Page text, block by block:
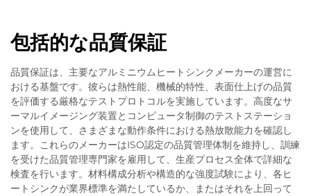
包括的な品質保証
品質保証は、主要なアルミニウムヒートシンクメーカーの運営に
おける基盤です。彼らは熱性能、機械的特性、表面仕上げの品質
を評価する厳格なテストプロトコルを実施しています。高度なサ
ーマルイメージング装置とコンピュータ制御のテストステーショ
ンを使用して、さまざまな動作条件における熱放散能力を確認し
ます。これらのメーカーはISO認定の品質管理体制を維持し、訓練
を受けた品質管理専門家を雇用して、生産プロセス全体で詳細な
検査を行います。材料構成分析や構造的な強度試験により、各ヒ
ートシンクが業界標準を満たしているか、またはそれを上回って